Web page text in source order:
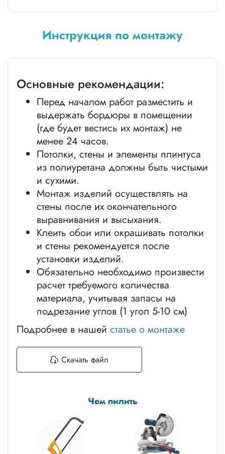
Инструкция по монтажу
Основные рекомендации:
Перед началом работ разместить и
выдержать бордюры в помещении
(где будет вестись их монтаж) не
менее 24 часов.
Потолки, стены и элементы плинтуса
из полиуретана должны быть чистыми
и сухими.
Монтаж изделий осуществлять на
стены после их окончательного
выравнивания и высыхания.
Клеить обои или окрашивать потолки
и стены рекомендуется после
установки изделий.
Обязательно необходимо произвести
расчет требуемого количества
материала, учитывая запасы на
подрезание углов (1 угол 5-10 см)
Подробнее в нашей статье о монтаже
Скачать файл
Чем пилить